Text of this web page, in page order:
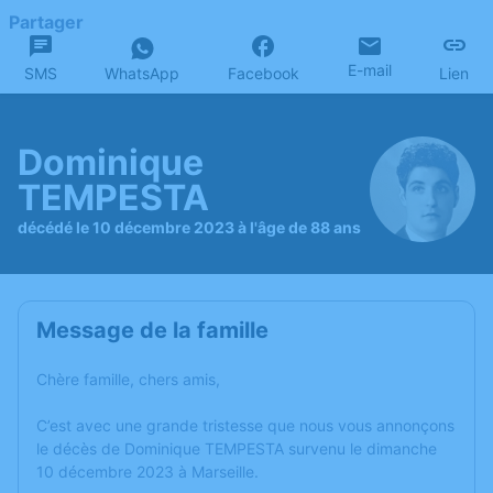
Partager
SMS WhatsApp Facebook E-mail Lien
Dominique
TEMPESTA
décédé le 10 décembre 2023 à l'âge de 88 ans
Message de la famille
Chère famille, chers amis,
C’est avec une grande tristesse que nous vous annonçons
le décès de Dominique TEMPESTA survenu le dimanche
10 décembre 2023 à Marseille.